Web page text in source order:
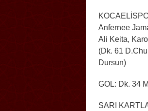
Anfernee
Ali Keita,
(Dk. 61
Dursun)
GOL: Dk. 34
SARI